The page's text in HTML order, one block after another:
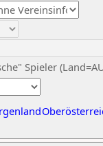
Spieler